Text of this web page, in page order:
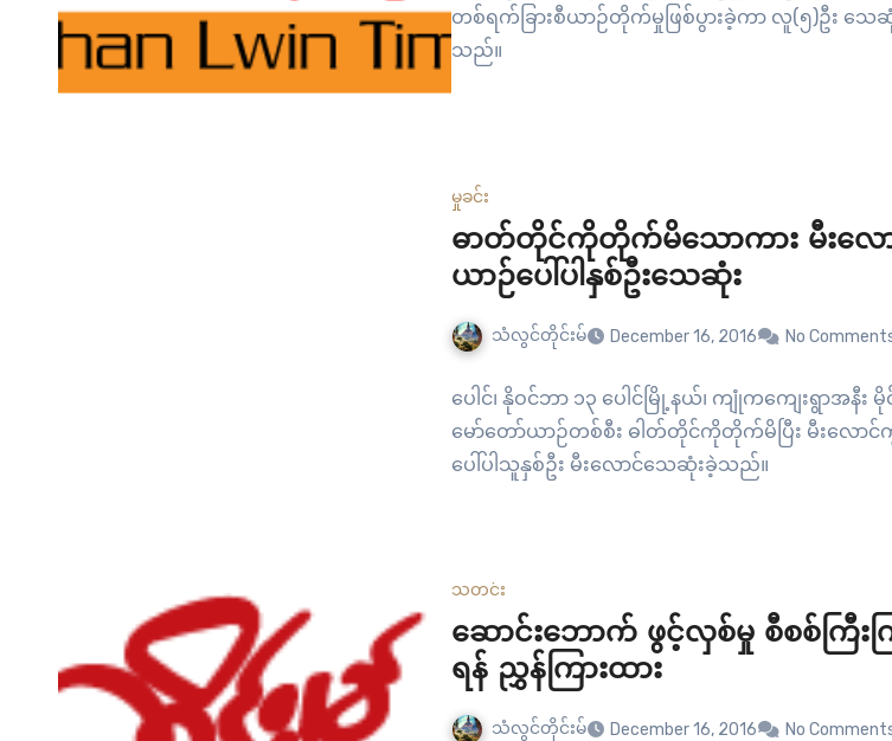
တစ်ရက်ခြားစီယာဉ်တိုက်မှုဖြစ်ပွားခဲ့ကာ လူ(၅)ဦး သေဆုံ
သည်။
မှုခင်း
ဓာတ်တိုင်ကိုတိုက်မိသောကား မီးလေ
ယာဉ်ပေါ်ပါနှစ်ဦးသေဆုံး
သံလွင်တိုင်းမ် December 16, 2016 No
ပေါင်၊ နိုဝင်ဘာ ၁၃ ပေါင်မြို့နယ်၊ ကျုံကကျေးရွာအနီး
မော်တော်ယာဉ်တစ်စီး ဓါတ်တိုင်ကိုတိုက်မိပြီး မီးလောင်
ပေါ်ပါသူနှစ်ဦး မီးလောင်သေဆုံးခဲ့သည်။
သတင်း
ဆောင်းဘောက် ဖွင့်လှစ်မှု စီစစ်ကြီး
ရန် ညွှန်ကြားထား
သံလွင်တိုင်းမ် December 16, 2016 No